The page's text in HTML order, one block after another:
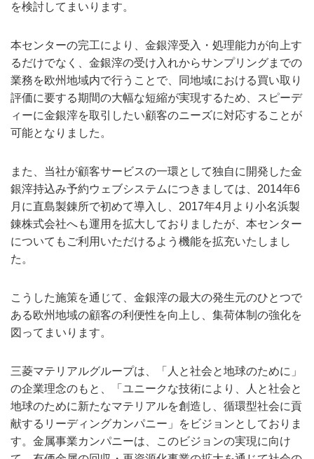
を検討してまいります。
本センターの完工により、金銀滓受入・処理能力が向上す
るだけでなく、金銀滓の受け入れからサンプリングまでの
業務を欧州地域内で行うことで、同地域における買い取り
評価に要する期間の大幅な短縮が実現するため、スピーデ
ィーに金銀滓を取引したい顧客のニーズに対応することが
可能となりました。
また、当社が顧客サービスの一環として独自に開発した金
銀滓持込み予約ウェブシステムにつきましては、2014年6
月に直島製錬所で初めて導入し、2017年4月より小名浜製
錬株式会社へも運用を拡大しておりましたが、本センター
についてもご利用いただけるよう機能を拡充いたしまし
た。
こうした施策を通じて、金銀滓の最大の発生元のひとつで
ある欧州地域の顧客の利便性を向上し、集荷体制の強化を
図ってまいります。
三菱マテリアルグループは、「人と社会と地球のために」
の企業理念のもと、「ユニークな技術により、人と社会と
地球のために新たなマテリアルを創造し、循環型社会に貢
献するリーディングカンパニー」をビジョンとしておりま
す。金属事業カンパニーは、このビジョンの実現に向け